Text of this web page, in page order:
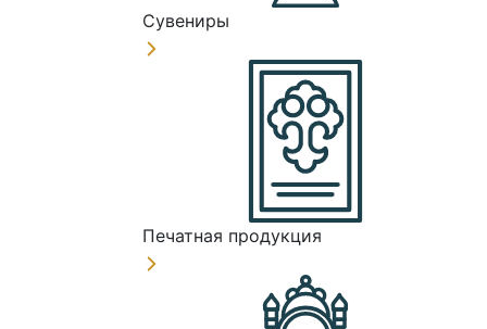
Сувениры
Печатная продукция